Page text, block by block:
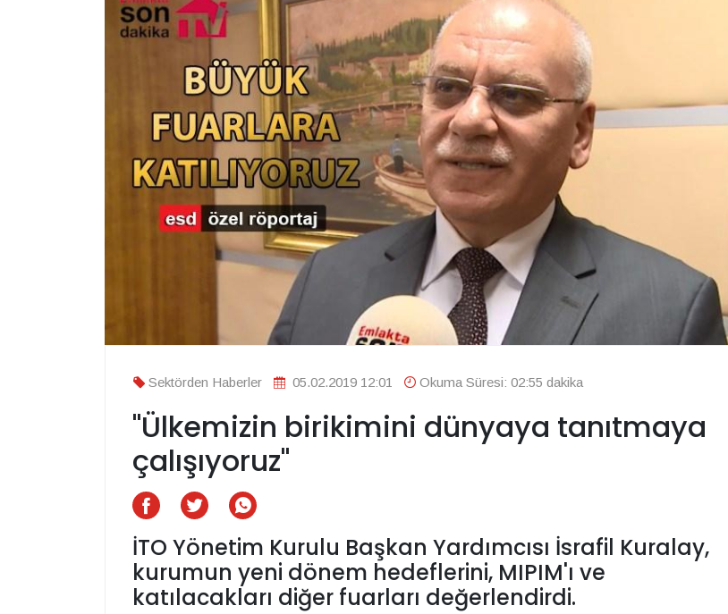
Sektörden Haberler 05.02.2019 12:01 Okuma Süresi: 02:55 dakika
"Ülkemizin birikimini dünyaya tanıtmaya
çalışıyoruz"
İTO Yönetim Kurulu Başkan Yardımcısı İsrafil Kuralay,
kurumun yeni dönem hedeflerini, MIPIM'ı ve
katılacakları diğer fuarları değerlendirdi.